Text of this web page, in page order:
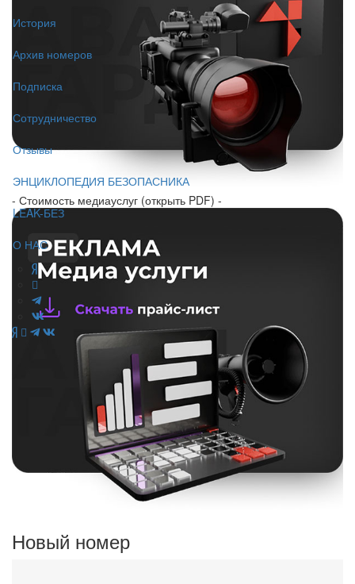
История
Архив номеров
Подписка
Сотрудничество
Отзывы
ЭНЦИКЛОПЕДИЯ БЕЗОПАСНИКА
LEAK-БЕЗ
О НАС
- Стоимость медиауслуг (открыть PDF) -
Новый номер